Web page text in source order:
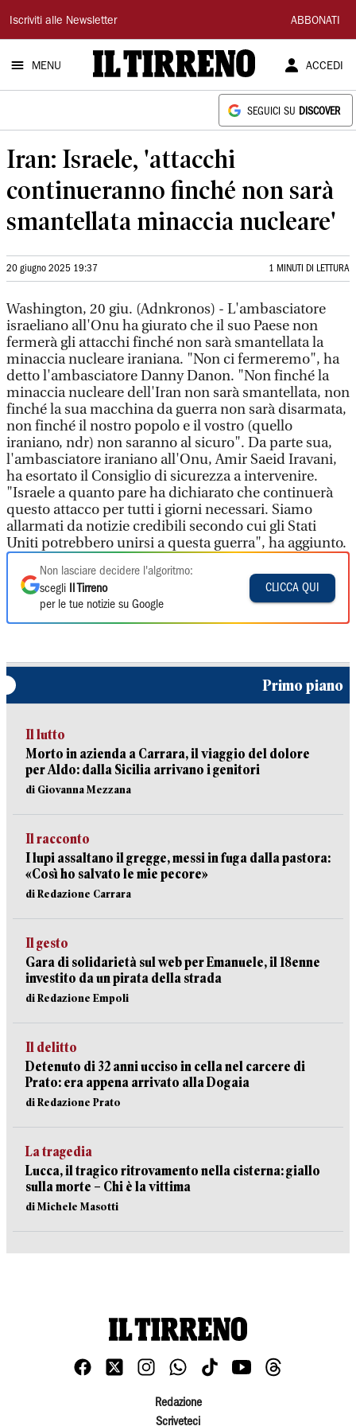
Il
Tirreno
Iscriviti alle Newsletter ABBONATI
MENU ACCEDI
SEGUICI SU DISCOVER
Iran: Israele, 'attacchi
continueranno finché non sarà
smantellata minaccia nucleare'
20 giugno 2025 19:37 1 MINUTI DI LETTURA
Washington, 20 giu. (Adnkronos) - L'ambasciatore
israeliano all'Onu ha giurato che il suo Paese non
fermerà gli attacchi finché non sarà smantellata la
minaccia nucleare iraniana. "Non ci fermeremo", ha
detto l'ambasciatore Danny Danon. "Non finché la
minaccia nucleare dell'Iran non sarà smantellata, non
finché la sua macchina da guerra non sarà disarmata,
non finché il nostro popolo e il vostro (quello
iraniano, ndr) non saranno al sicuro". Da parte sua,
l'ambasciatore iraniano all'Onu, Amir Saeid Iravani,
ha esortato il Consiglio di sicurezza a intervenire.
"Israele a quanto pare ha dichiarato che continuerà
questo attacco per tutti i giorni necessari. Siamo
allarmati da notizie credibili secondo cui gli Stati
Uniti potrebbero unirsi a questa guerra", ha aggiunto.
Non lasciare decidere l'algoritmo:
scegli
Il Tirreno
per le tue notizie su Google
CLICCA QUI
Primo piano
Il lutto
Morto in azienda a Carrara, il viaggio del dolore
per Aldo: dalla Sicilia arrivano i genitori
di Giovanna Mezzana
Il racconto
I lupi assaltano il gregge, messi in fuga dalla pastora:
«Così ho salvato le mie pecore»
di Redazione Carrara
Il gesto
Gara di solidarietà sul web per Emanuele, il 18enne
investito da un pirata della strada
di Redazione Empoli
Il delitto
Detenuto di 32 anni ucciso in cella nel carcere di
Prato: era appena arrivato alla Dogaia
di Redazione Prato
La tragedia
Lucca, il tragico ritrovamento nella cisterna: giallo
sulla morte – Chi è la vittima
di Michele Masotti
Redazione
Scriveteci